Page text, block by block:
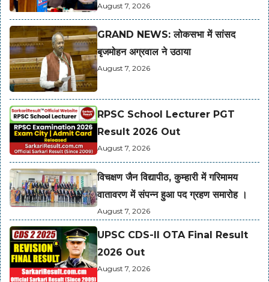
August 7, 2026
GRAND NEWS: लोकसभा में सांसद
बृजमोहन अग्रवाल ने उठाया
August 7, 2026
RPSC School Lecturer PGT
Result 2026 Out
August 7, 2026
विचक्षण जैन विद्यापीठ, कुम्हारी में गरिमामय
वातावरण में संपन्न हुआ पद ग्रहण समारोह ।
August 7, 2026
UPSC CDS-II OTA Final Result
2026 Out
August 7, 2026